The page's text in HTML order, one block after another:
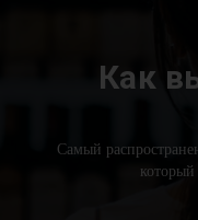
Как
Самый